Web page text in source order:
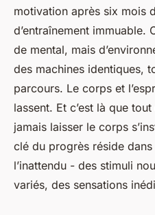
motivation après six mois
d’entraînement immuable.
de mental, mais
des machines identiques,
parcours. Le corps et
lassent. Et c’est là que
jamais laisser le corps
clé du progrès réside
l’inattendu - des stimuli
variés, des sensations